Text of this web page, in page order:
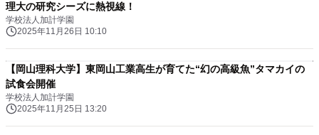
理大の研究シーズに熱視線！
学校法人加計学園
2025年11月26日 10:10
【岡山理科大学】東岡山工業高生が育てた“幻の高級魚”タマカイの
試食会開催
学校法人加計学園
2025年11月25日 13:20